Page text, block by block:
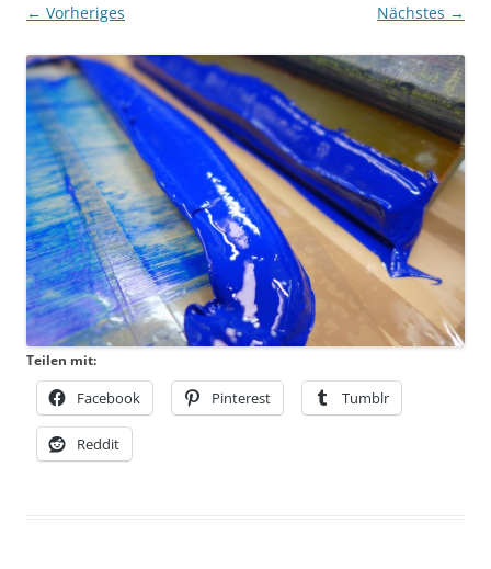
← Vorheriges Nächstes →
Teilen mit:
Facebook Pinterest Tumblr
Reddit